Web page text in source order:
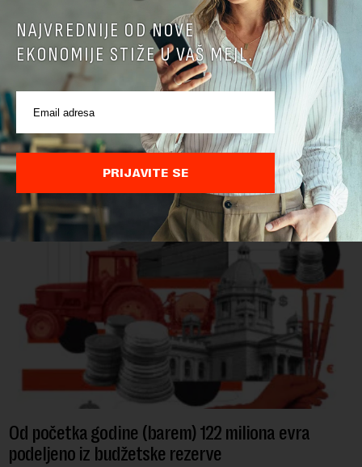
Ministarstvo: EK potvrdila da je Srbija unapredila
kontrolu hrane biljnog porekla
Ministarstvo poljoprivrede, šumarstva i vodoprivrede saopštilo
je danas da je Evropska komisija potvrdila da je Srbija
značajno unapredila sistem službenih kontrola bezbednosti
hrane biljnog porekla, te da k...
Od početka godine (barem) 122 miliona evra
podeljeno iz budžetske rezerve
NAJVREDNIJE OD NOVE
EKONOMIJE STIŽE U VAŠ MEJL.
PRIJAVITE SE